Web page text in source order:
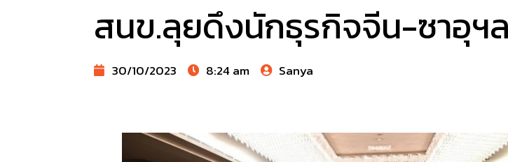
สนข.ลุยดึงนักธุรกิจจีน-ซาอุฯ
30/10/2023 8:24 am Sanya